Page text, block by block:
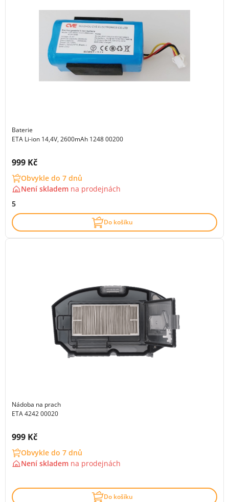
Baterie
ETA Li-ion 14,4V, 2600mAh 1248 00200
Cena s DPH:
999 Kč
Obvykle do 7 dnů
Není skladem na prodejnách
5
Do košíku
Nádoba na prach
ETA 4242 00020
Cena s DPH:
999 Kč
Obvykle do 7 dnů
Není skladem na prodejnách
Do košíku